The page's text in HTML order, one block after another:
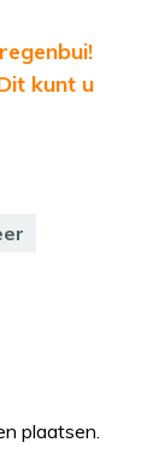
kunt u
plaatsen.